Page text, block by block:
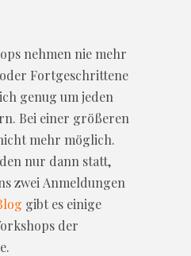
nehmen nie mehr
Fortgeschrittene
genug um jeden
Bei einer größeren
mehr möglich.
nur dann statt,
zwei Anmeldungen
gibt es einige
der